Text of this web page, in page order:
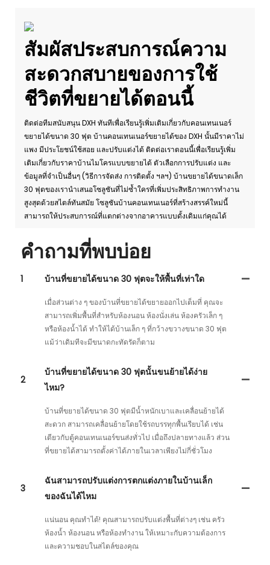
สัมผัสประสบการณ์ความ
สะดวกสบายของการใช้
ชีวิตที่ขยายได้ตอนนี้
ติดต่อทีมสนับสนุน DXH ทันทีเพื่อเรียนรู้เพิ่มเติมเกี่ยวกับคอนเทนเนอร์
ขยายได้ขนาด 30 ฟุต บ้านคอนเทนเนอร์ขยายได้ของ DXH นั้นมีราคาไม่
แพง มีประโยชน์ใช้สอย และปรับแต่งได้ ติดต่อเราตอนนี้เพื่อเรียนรู้เพิ่ม
เติมเกี่ยวกับราคาบ้านไมโครแบบขยายได้ ตัวเลือกการปรับแต่ง และ
ข้อมูลที่จำเป็นอื่นๆ (วิธีการจัดส่ง การติดตั้ง ฯลฯ) บ้านขยายได้ขนาดเล็ก
30 ฟุตของเรานำเสนอโซลูชันที่ไม่ซ้ำใครที่เพิ่มประสิทธิภาพการทำงาน
สูงสุดด้วยสไตล์ทันสมัย โซลูชันบ้านคอนเทนเนอร์ที่สร้างสรรค์ใหม่นี้
สามารถให้ประสบการณ์ที่แตกต่างจากอาคารแบบดั้งเดิมแก่คุณได้
คำถามที่พบบ่อย
1 บ้านที่ขยายได้ขนาด 30 ฟุตจะให้พื้นที่เท่าใด
เมื่อส่วนต่าง ๆ ของบ้านที่ขยายได้ขยายออกไปเต็มที่ คุณจะ
สามารถเพิ่มพื้นที่สำหรับห้องนอน ห้องนั่งเล่น ห้องครัวเล็ก ๆ
หรือห้องน้ำได้ ทำให้ได้บ้านเล็ก ๆ ที่กว้างขวางขนาด 30 ฟุต
แม้ว่าเดิมทีจะมีขนาดกะทัดรัดก็ตาม
2
บ้านที่ขยายได้ขนาด 30 ฟุตนั้นขนย้ายได้ง่าย
ไหม?
บ้านที่ขยายได้ขนาด 30 ฟุตมีน้ำหนักเบาและเคลื่อนย้ายได้
สะดวก สามารถเคลื่อนย้ายโดยใช้รถบรรทุกพื้นเรียบได้ เช่น
เดียวกับตู้คอนเทนเนอร์ขนส่งทั่วไป เมื่อถึงปลายทางแล้ว ส่วน
ที่ขยายได้สามารถตั้งค่าได้ภายในเวลาเพียงไม่กี่ชั่วโมง
3
ฉันสามารถปรับแต่งการตกแต่งภายในบ้านเล็ก
ของฉันได้ไหม
แน่นอน คุณทำได้! คุณสามารถปรับแต่งพื้นที่ต่างๆ เช่น ครัว
ห้องน้ำ ห้องนอน หรือห้องทำงาน ให้เหมาะกับความต้องการ
และความชอบในสไตล์ของคุณ